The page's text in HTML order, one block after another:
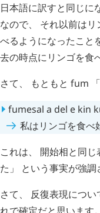
日本語に訳すと同じに
なので、 それ以前は
べるようになったこと
去の時点にリンゴを食
さて、 もともと fum
fumesal a del e kin
私はリンゴを食べ
これは、 開始相と同
た」 という事実が強
さて、 反復表現につ